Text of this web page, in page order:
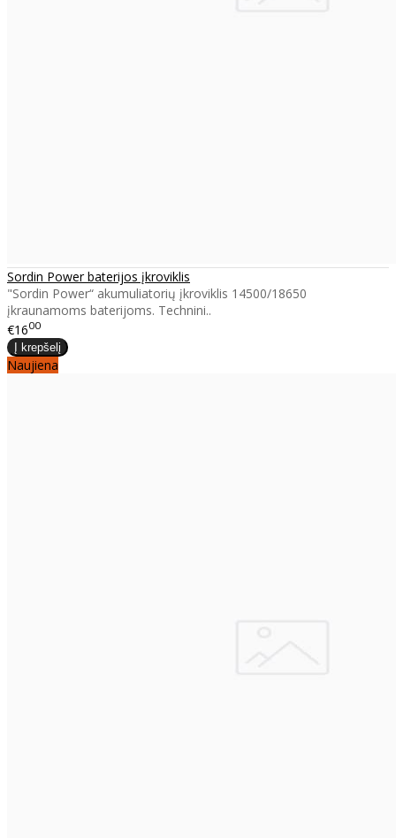
Sordin Power baterijos įkroviklis
"Sordin Power“ akumuliatorių įkroviklis 14500/18650
įkraunamoms baterijoms. Technini..
€1600
Naujiena